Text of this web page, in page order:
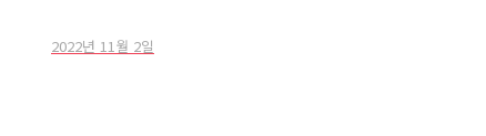
2022년 11월 2일